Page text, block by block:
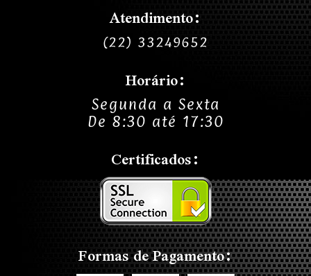
Atendimento:
(22) 33249652
Horário:
Segunda a Sexta
De 8:30 até 17:30
Certificados:
Formas de Pagamento: